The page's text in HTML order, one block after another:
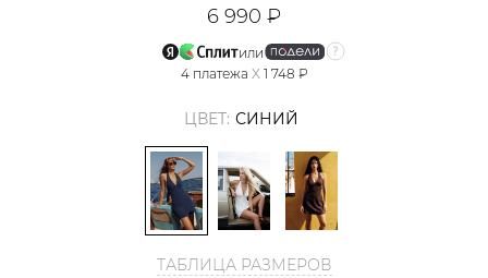
6 990 ₽
или
4 платежа X 1 748 ₽
ЦВЕТ: СИНИЙ
ТАБЛИЦА РАЗМЕРОВ